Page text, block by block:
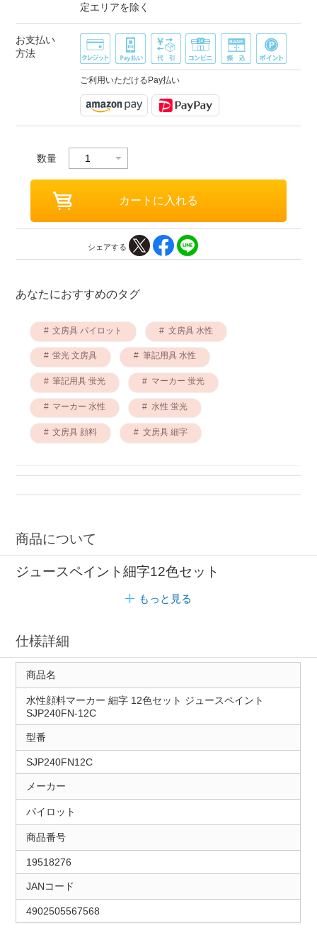
定エリアを除く
お支払い
方法
ご利用いただけるPay払い
数量
シェアする
あなたにおすすめのタグ
文房具 パイロット 文房具 水性
蛍光 文房具 筆記用具 水性
筆記用具 蛍光 マーカー 蛍光
マーカー 水性 水性 蛍光
文房具 顔料 文房具 細字
商品について
ジュースペイント細字12色セット
もっと見る
仕様詳細
商品名
水性顔料マーカー 細字 12色セット ジュースペイント
SJP240FN-12C
型番
SJP240FN12C
メーカー
パイロット
商品番号
19518276
JANコード
4902505567568